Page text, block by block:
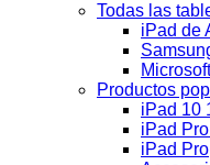
Todas las
iPad de
Productos
iPad 10
iPad
iPad Pro